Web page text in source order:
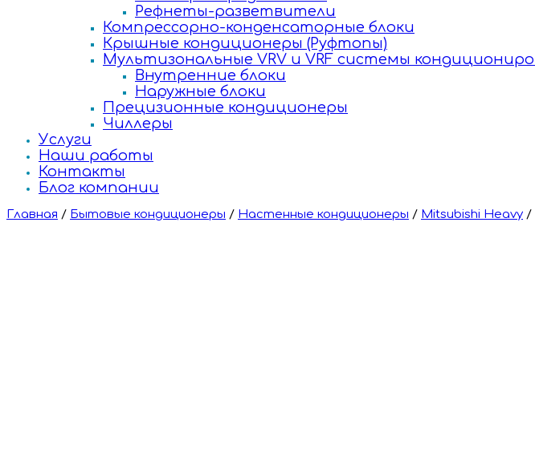
Рефнеты-разветвители
Компрессорно-конденсаторные блоки
Крышные кондиционеры (Руфтопы)
Мультизональные VRV и VRF системы
Внутренние блоки
Наружные блоки
Прецизионные кондиционеры
Чиллеры
Услуги
Наши работы
Контакты
Блог компании
Главная / Бытовые кондиционеры / Настенные кондиционеры / Mitsubishi Heavy /